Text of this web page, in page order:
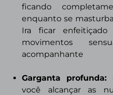
ficando
enquanto se
Ira ficar
movimentos
acompanhante
Garganta profunda:
você alcançar as